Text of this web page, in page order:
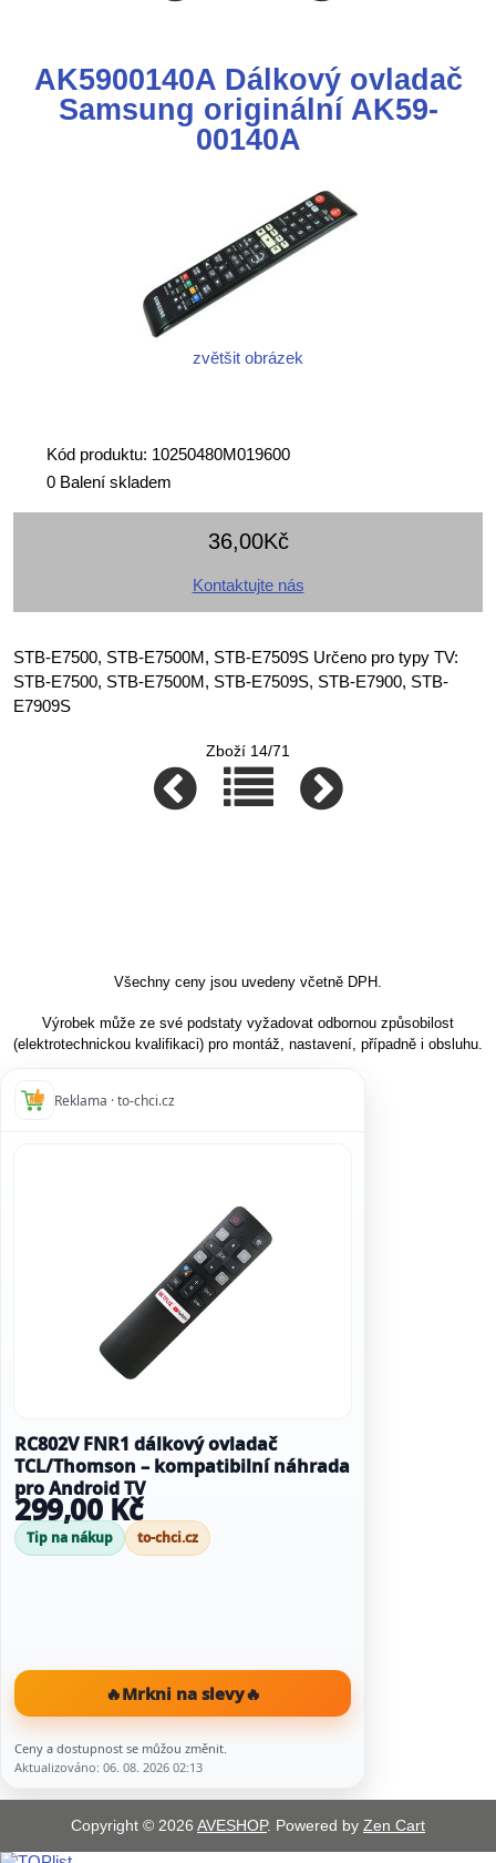
AK5900140A Dálkový ovladač
Samsung originální AK59-
00140A
zvětšit obrázek
Kód produktu: 10250480M019600
0 Balení skladem
36,00Kč
Kontaktujte nás
STB-E7500, STB-E7500M, STB-E7509S Určeno pro typy TV:
STB-E7500, STB-E7500M, STB-E7509S, STB-E7900, STB-
E7909S
Zboží 14/71
Všechny ceny jsou uvedeny včetně DPH.
Výrobek může ze své podstaty vyžadovat odbornou způsobilost
(elektrotechnickou kvalifikaci) pro montáž, nastavení, případně i obsluhu.
Reklama · to-chci.cz
RC802V FNR1 dálkový ovladač
TCL/Thomson – kompatibilní náhrada
pro Android TV
299,00 Kč
Tip na nákup to-chci.cz
🔥Mrkni na slevy🔥
Ceny a dostupnost se můžou změnit.
Aktualizováno: 06. 08. 2026 02:13
Copyright © 2026 AVESHOP. Powered by Zen Cart